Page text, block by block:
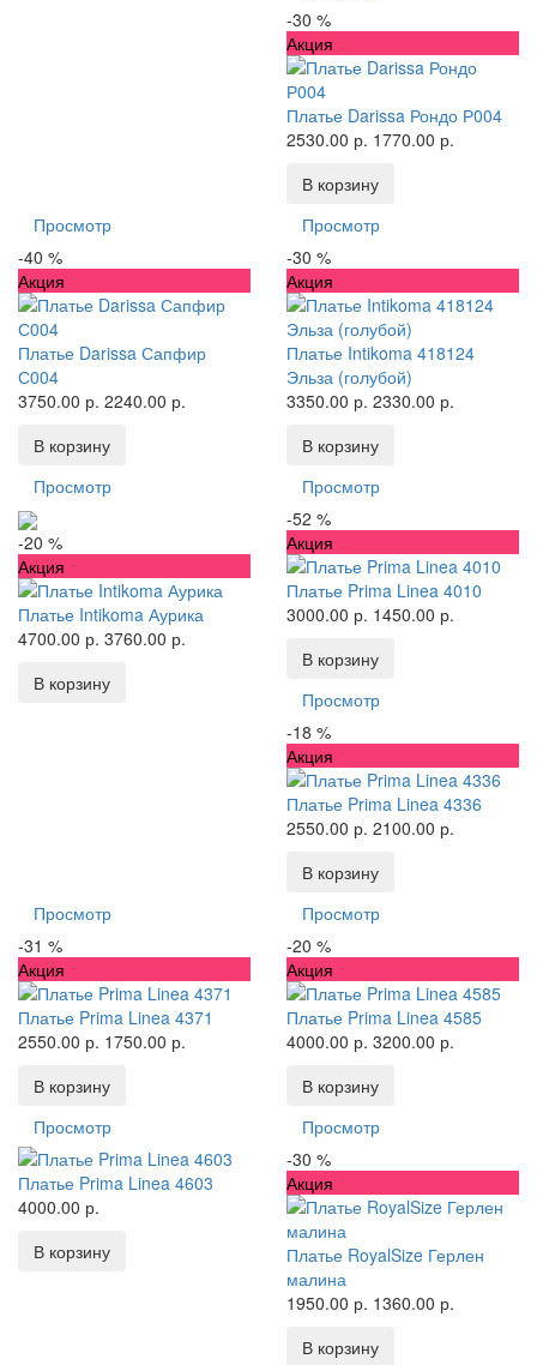
-30 %
Акция
Платье Darissa Рондо Р004
2530.00 р. 1770.00 р.
В корзину
Просмотр
-40 %
Акция
Платье Darissa Сапфир
С004
3750.00 р. 2240.00 р.
В корзину
Просмотр
-30 %
Акция
Платье Intikoma 418124
Эльза (голубой)
3350.00 р. 2330.00 р.
В корзину
Просмотр
-20 %
Акция
Платье Intikoma Аурика
4700.00 р. 3760.00 р.
В корзину
Просмотр
-52 %
Акция
Платье Prima Linea 4010
3000.00 р. 1450.00 р.
В корзину
Просмотр
-18 %
Акция
Платье Prima Linea 4336
2550.00 р. 2100.00 р.
В корзину
Просмотр
-31 %
Акция
Платье Prima Linea 4371
2550.00 р. 1750.00 р.
В корзину
Просмотр
-20 %
Акция
Платье Prima Linea 4585
4000.00 р. 3200.00 р.
В корзину
Просмотр
Платье Prima Linea 4603
4000.00 р.
В корзину
Просмотр
-30 %
Акция
Платье RoyalSize Герлен
малина
1950.00 р. 1360.00 р.
В корзину